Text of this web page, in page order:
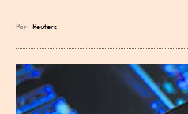
Por Reuters